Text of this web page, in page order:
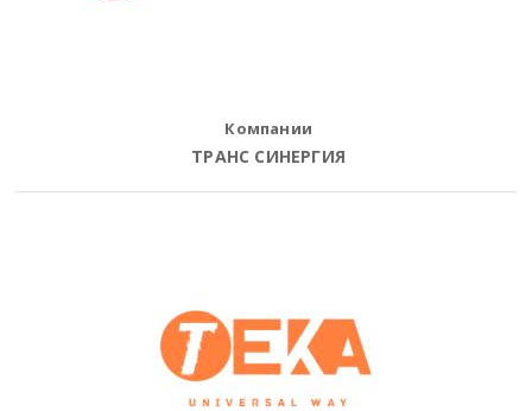
Компании
ТРАНС СИНЕРГИЯ